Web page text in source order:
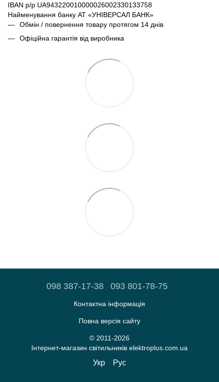
IBAN р/р UA943220010000026002330133758
Найменування банку АТ «УНІВЕРСАЛ БАНК»
Обмін / повернення товару протягом 14 днів
Офіційна гарантія від виробника
098 387-17-38 093 801-78-75
Контактна інформація
Повна версія сайту
© 2011-2026
Iнтернет-магазин світильників elektroplus.com.ua
Укр Рус